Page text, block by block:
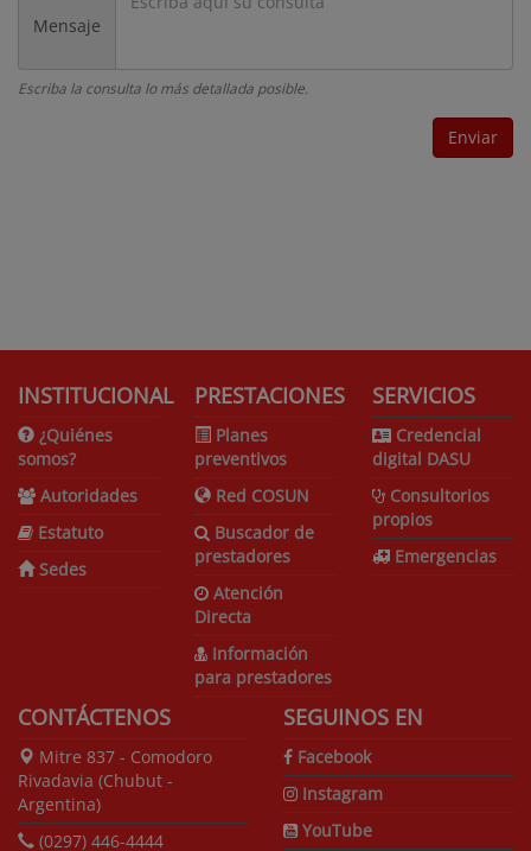
aquí
su
consulta
Mensaje
Escriba la consulta lo más detallada posible.
Enviar
INSTITUCIONAL
¿Quiénes
somos?
Autoridades
Estatuto
Sedes
PRESTACIONES
Planes
preventivos
Red COSUN
Buscador de
prestadores
Atención
Directa
Información
para prestadores
SERVICIOS
Credencial
digital DASU
Consultorios
propios
Emergencias
CONTÁCTENOS
Mitre 837 - Comodoro
Rivadavia (Chubut -
Argentina)
(0297) 446-4444
SEGUINOS EN
Facebook
Instagram
YouTube